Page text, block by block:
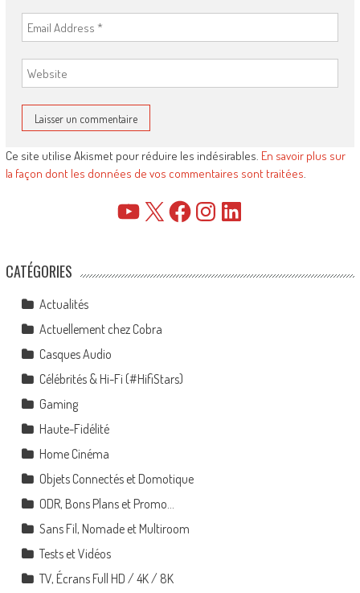
Ce site utilise Akismet pour réduire les indésirables. En savoir plus sur
la façon dont les données de vos commentaires sont traitées.
YouTube FacebookInstagramLinkedIn
CATÉGORIES
Actualités
Actuellement chez Cobra
Casques Audio
Célébrités & Hi-Fi (#HifiStars)
Gaming
Haute-Fidélité
Home Cinéma
Objets Connectés et Domotique
ODR, Bons Plans et Promo…
Sans Fil, Nomade et Multiroom
Tests et Vidéos
TV, Écrans Full HD / 4K / 8K